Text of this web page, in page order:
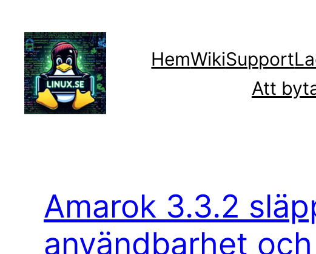
innehåll
HemWikiSupport
Att
Amarok 3.3.2
användbarhet